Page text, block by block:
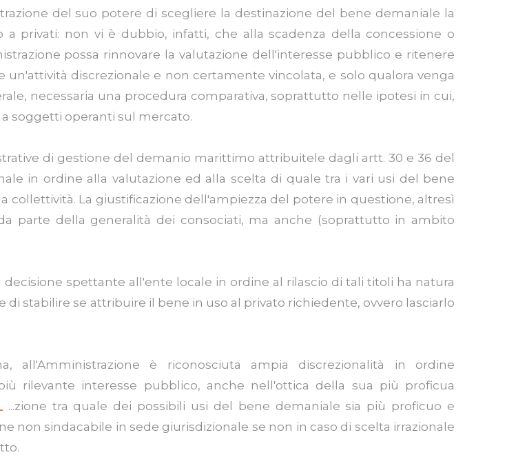
del suo potere di scegliere la destinazione del bene demaniale la
privati: non vi è dubbio, infatti, che alla scadenza della concessione o
possa rinnovare la valutazione dell'interesse pubblico e ritenere
un'attività discrezionale e non certamente vincolata, e solo qualora venga
necessaria una procedura comparativa, soprattutto nelle ipotesi in cui,
soggetti operanti sul mercato.
di gestione del demanio marittimo attribuitele dagli artt. 30 e 36 del
in ordine alla valutazione ed alla scelta di quale tra i vari usi del bene
La giustificazione dell'ampiezza del potere in questione, altresì
parte della generalità dei consociati, ma anche (soprattutto in ambito
spettante all'ente locale in ordine al rilascio di tali titoli ha natura
stabilire se attribuire il bene in uso al privato richiedente, ovvero lasciarlo
all'Amministrazione è riconosciuta ampia discrezionalità in ordine
rilevante interesse pubblico, anche nell'ottica della sua più proficua
...zione tra quale dei possibili usi del bene demaniale sia più proficuo e
non sindacabile in sede giurisdizionale se non in caso di scelta irrazionale